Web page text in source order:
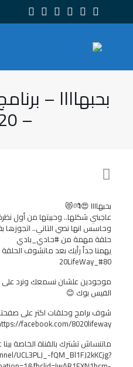
بحبهاااا –
– 80/20
بحبهاااا 😍💏😻
عاجبني شكلها.. وحبيتها من أول
وحاسس انها نصي التاني.. اتجوزها
حلقة مهمة من #حادي_بادي
يهمنا جداً رأيك بعد ماتشوف
#80_20LifeWay
موجودين علشان نسمعك ونرد على
الفيس بوك 😊
شوف برامج وحلقات اكتر على
facebook.com/8020lifeway
ماتنساش تشترك بالقناة الخاصة
UCL3PLJ_-fQM_Bl1FJ2kKCjg?